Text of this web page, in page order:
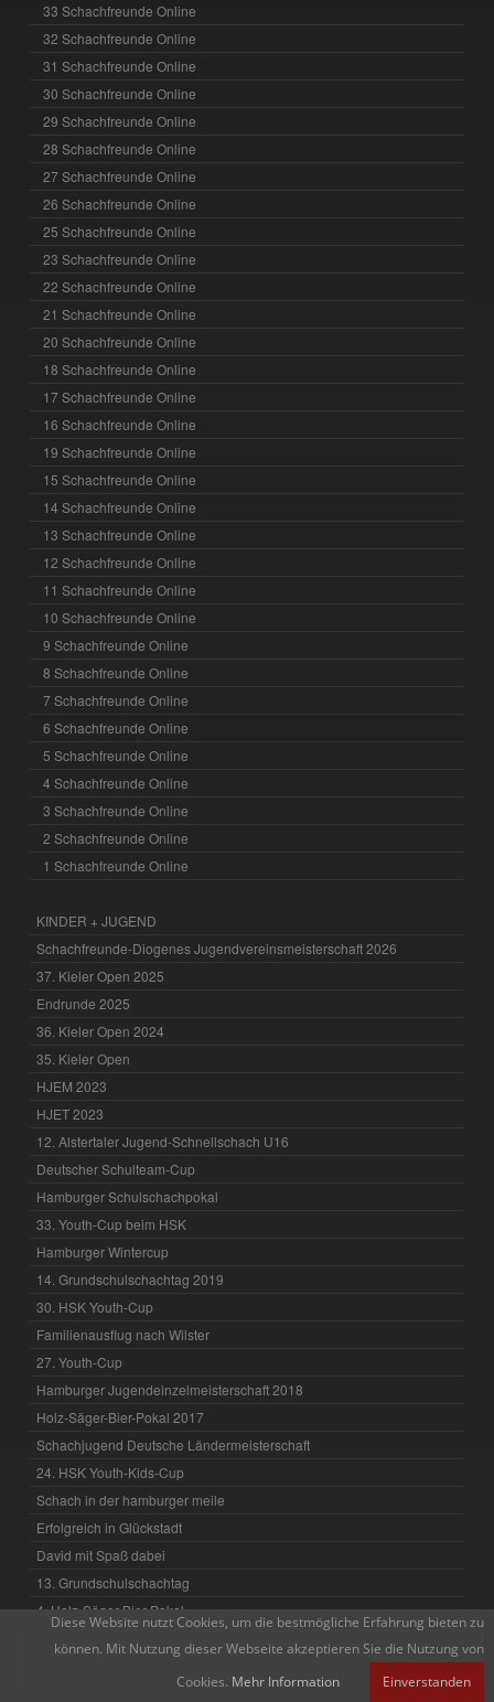
33 Schachfreunde Online
32 Schachfreunde Online
31 Schachfreunde Online
30 Schachfreunde Online
29 Schachfreunde Online
28 Schachfreunde Online
27 Schachfreunde Online
26 Schachfreunde Online
25 Schachfreunde Online
23 Schachfreunde Online
22 Schachfreunde Online
21 Schachfreunde Online
20 Schachfreunde Online
18 Schachfreunde Online
17 Schachfreunde Online
16 Schachfreunde Online
19 Schachfreunde Online
15 Schachfreunde Online
14 Schachfreunde Online
13 Schachfreunde Online
12 Schachfreunde Online
11 Schachfreunde Online
10 Schachfreunde Online
9 Schachfreunde Online
8 Schachfreunde Online
7 Schachfreunde Online
6 Schachfreunde Online
5 Schachfreunde Online
4 Schachfreunde Online
3 Schachfreunde Online
2 Schachfreunde Online
1 Schachfreunde Online
KINDER + JUGEND
Schachfreunde-Diogenes Jugendvereinsmeisterschaft 2026
37. Kieler Open 2025
Endrunde 2025
36. Kieler Open 2024
35. Kieler Open
HJEM 2023
HJET 2023
12. Alstertaler Jugend-Schnellschach U16
Deutscher Schulteam-Cup
Hamburger Schulschachpokal
33. Youth-Cup beim HSK
Hamburger Wintercup
14. Grundschulschachtag 2019
30. HSK Youth-Cup
Familienausflug nach Wilster
27. Youth-Cup
Hamburger Jugendeinzelmeisterschaft 2018
Holz-Säger-Bier-Pokal 2017
Schachjugend Deutsche Ländermeisterschaft
24. HSK Youth-Kids-Cup
Schach in der hamburger meile
Erfolgreich in Glückstadt
David mit Spaß dabei
13. Grundschulschachtag
4. Holz-Säger-Bier-Pokal
Diese Website nutzt Cookies, um die bestmögliche Erfahrung bieten zu
können. Mit Nutzung dieser Webseite akzeptieren Sie die Nutzung von
Cookies. Mehr Information Einverstanden